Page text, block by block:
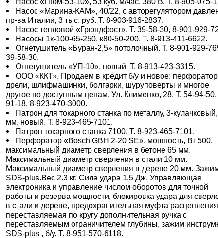
Насос «Марина-КАМ», 40/22, с авторегулятором
пр-ва Италии, 3 тыс. руб. Т. 8-903-916-2837.
Насос тепловой «Грюндфост». Т. 39-58-30, 8-901-929-
Насосы 1к-100-65-250, к80-50-200. Т. 8-913-411-6622.
Огнетушитель «Буран-2,5» потолочный. Т. 8-901-929-
39-58-30.
Огнетушитель «УП-10», новый. Т. 8-913-423-3315.
ООО «ККТ». Продаем в кредит б/у и новое:
дрели, шлифмашинки, болгарки, шуруповерты и многое
другое по доступным ценам. Ул. Клименко, 28. Т. 54-94-
91-18, 8-923-470-3000.
Патрон для токарного станка по металлу, 3-
мм, новый. Т. 8-923-465-7101.
Патрон токарного станка 7100. Т. 8-923-465-7101.
Перфоратор «Bosch GBH 2-20 SE», мощность, Вт 500,
максимальный диаметр сверления в бетоне 65 мм.
Максимальный диаметр сверления в стали 10 мм.
Максимальный диаметр сверления в дереве 20 мм.
SDS-plus.Вес 2.3 кг. Сила удара 1,5 Дж. Управляющая
электроника и управление числом оборотов для точной
работы и резерва мощности, блокировка удара для
в стали и дереве, предохранительная муфта
переставляемая по кругу дополнительная ручка с
переставляемым ограничителем глубины, зажим
SDS-plus , б/у. Т. 8-951-570-6118.